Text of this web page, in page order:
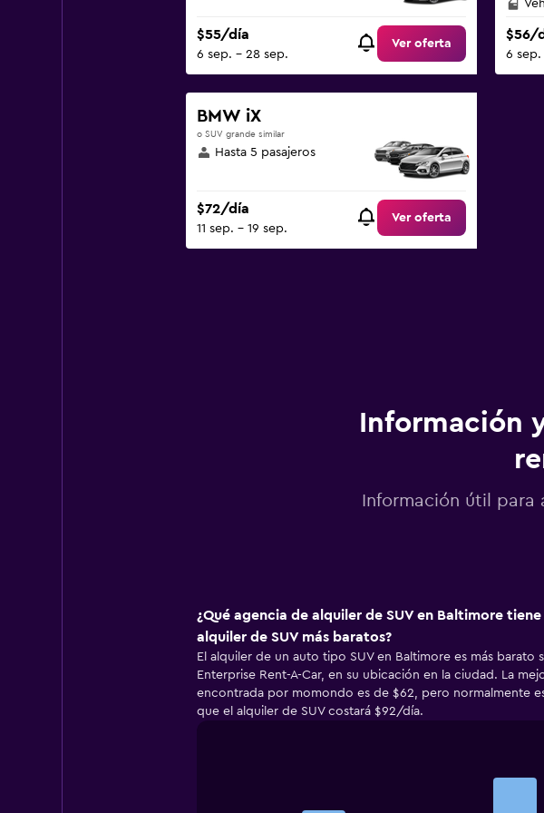
$55/día
6 sep. - 28 sep.
Ver oferta
$56/
6
BMW iX
o SUV grande similar
Hasta 5 pasajeros
$72/día
11 sep. - 19 sep.
Ver oferta
Información
Información útil
¿Qué agencia de alquiler de SUV en Baltimore
alquiler de SUV más baratos?
El alquiler de un auto tipo SUV en Baltimore es más barato
Enterprise Rent-A-Car, en su ubicación en la ciudad. La
encontrada por momondo es de $62, pero normalmente
que el alquiler de SUV costará $92/día.